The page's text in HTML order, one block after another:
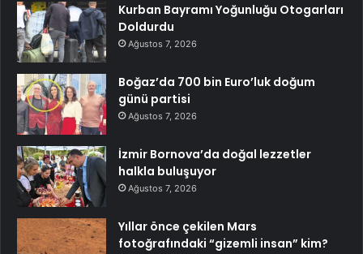
Kurban Bayramı Yoğunluğu Otogarları
Doldurdu
Ağustos 7, 2026
Boğaz’da 700 bin Euro’luk doğum
günü partisi
Ağustos 7, 2026
İzmir Bornova’da doğal lezzetler
halkla buluşuyor
Ağustos 7, 2026
Yıllar önce çekilen Mars
fotoğrafındaki “gizemli insan” kim?